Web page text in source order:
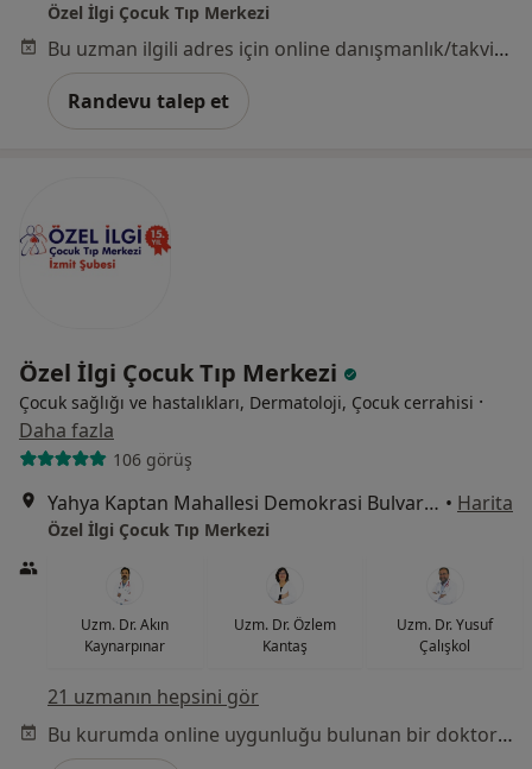
Özel İlgi Çocuk Tıp Merkezi
Bu uzman ilgili adres için online danışmanlık/takvim sunmuyor.
Randevu talep et
Özel İlgi Çocuk Tıp Merkezi
Çocuk sağlığı ve hastalıkları, Dermatoloji, Çocuk cerrahisi ·
Daha fazla
106 görüş
Yahya Kaptan Mahallesi Demokrasi Bulvarı No:10, İzmit • Harita
Özel İlgi Çocuk Tıp Merkezi
Uzm. Dr. Akın
Kaynarpınar
Uzm. Dr. Özlem
Kantaş
Uzm. Dr. Yusuf
Çalışkol
21 uzmanın hepsini gör
Bu kurumda online uygunluğu bulunan bir doktor veya uzman bulunamadı